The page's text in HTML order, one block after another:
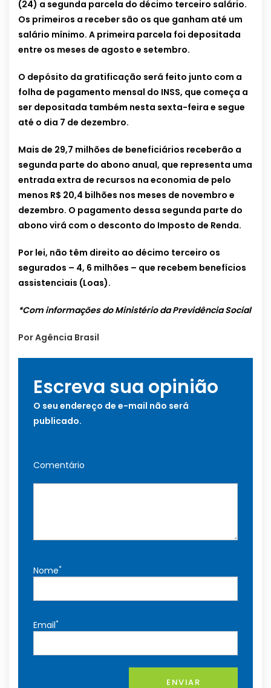
(24) a segunda parcela do décimo terceiro salário.
Os primeiros a receber são os que ganham até um
salário mínimo. A primeira parcela foi depositada
entre os meses de agosto e setembro.
O depósito da gratificação será feito junto com a
folha de pagamento mensal do INSS, que começa a
ser depositada também nesta sexta-feira e segue
até o dia 7 de dezembro.
Mais de 29,7 milhões de beneficiários receberão a
segunda parte do abono anual, que representa uma
entrada extra de recursos na economia de pelo
menos R$ 20,4 bilhões nos meses de novembro e
dezembro. O pagamento dessa segunda parte do
abono virá com o desconto do Imposto de Renda.
Por lei, não têm direito ao décimo terceiro os
segurados – 4, 6 milhões – que recebem benefícios
assistenciais (Loas).
*Com informações do Ministério da Previdência Social
Por Agência Brasil
Escreva sua opinião
O seu endereço de e-mail não será
publicado.
Comentário
Nome*
Email*
ENVIAR